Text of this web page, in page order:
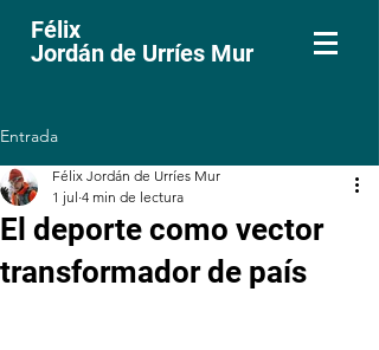
Félix
Jordán de Urríes Mur
Entrada
El deporte como vector
transformador de país
Félix Jordán de Urríes Mur
1 jul 4 min de lectura